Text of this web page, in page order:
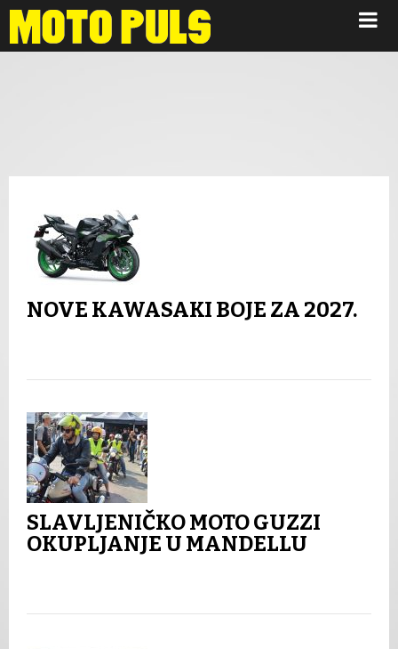
NOVE KAWASAKI BOJE ZA 2027.
SLAVLJENIČKO MOTO GUZZI
OKUPLJANJE U MANDELLU